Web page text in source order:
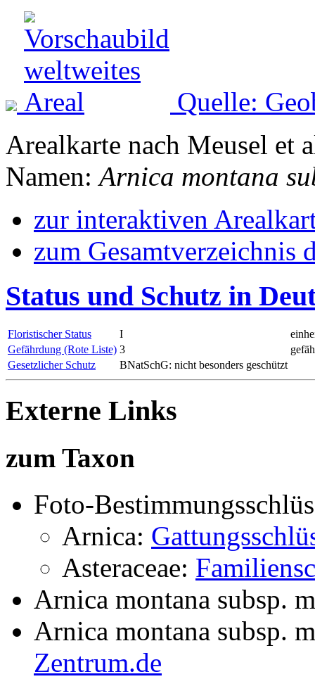
Quelle:
Arealkarte nach Meusel et
Namen:Arnica montana
zur interaktiven
zum Gesamtverzeichnis
Status und Schutz in
Floristischer Status I
Gefährdung (Rote Liste) 3
Gesetzlicher Schutz
BNatSchG: nicht besonders geschützt
Externe Links
zum Taxon
Foto-
Arnica:
Asteraceae:
Arnica montana subsp.
Arnica montana subsp.
Zentrum.de